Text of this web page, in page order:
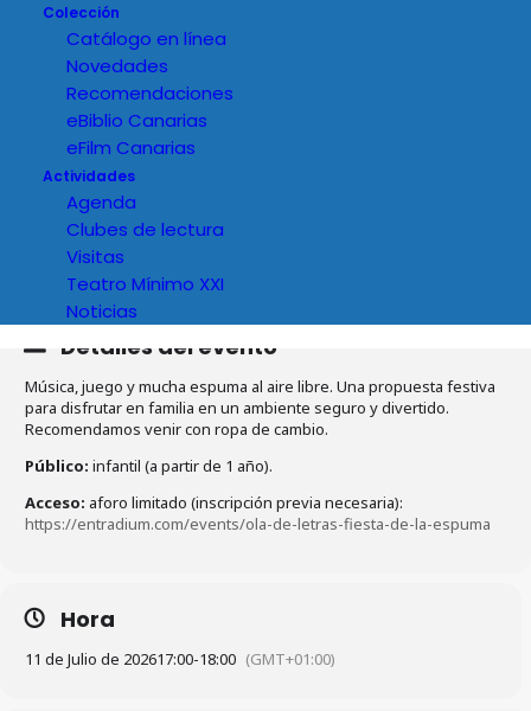
Colección
Catálogo en línea
Novedades
Recomendaciones
eBiblio Canarias
eFilm Canarias
Actividades
Agenda
Clubes de lectura
Visitas
Teatro Mínimo XXI
Noticias
Detalles del evento
Música, juego y mucha espuma al aire libre. Una propuesta festiva
para disfrutar en familia en un ambiente seguro y divertido.
Recomendamos venir con ropa de cambio.
Público: infantil (a partir de 1 año).
Acceso: aforo limitado (inscripción previa necesaria):
https://entradium.com/events/ola-de-letras-fiesta-de-la-espuma
Hora
11 de Julio de 202617:00-18:00 (GMT+01:00)